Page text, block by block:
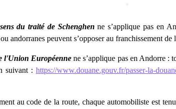
du traité de Schenghen ne s’applique pas en
andorranes peuvent s’opposer au franchissement
l'Union Européennene s’applique pas en Andorre :
suivant : https://www.douane.gouv.fr/passer-la-
au code de la route, chaque automobiliste est
•